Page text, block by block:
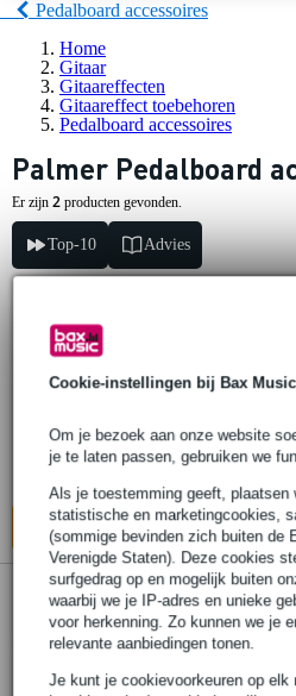
Cookie-instellingen bij Bax Music
Om je bezoek aan onze website
je te laten passen, gebruiken we
Als je toestemming geeft, plaatsen
statistische en marketingcookies,
(sommige bevinden zich buiten de
Verenigde Staten). Deze cookies
surfgedrag op en mogelijk buiten
waarbij we je IP-adres en unieke
voor herkenning. Zo kunnen we je
relevante aanbiedingen tonen.
Je kunt je cookievoorkeuren op elk
Pedalboard accessoires
Home
Gitaar
Gitaareffecten
Gitaareffect toebehoren
Pedalboard accessoires
Palmer Pedalboard
Er zijn 2 producten gevonden.
Top-10 Advies
Adviesprijs € 218,-
In mijn
Palmer
Adviesprijs € 17,05